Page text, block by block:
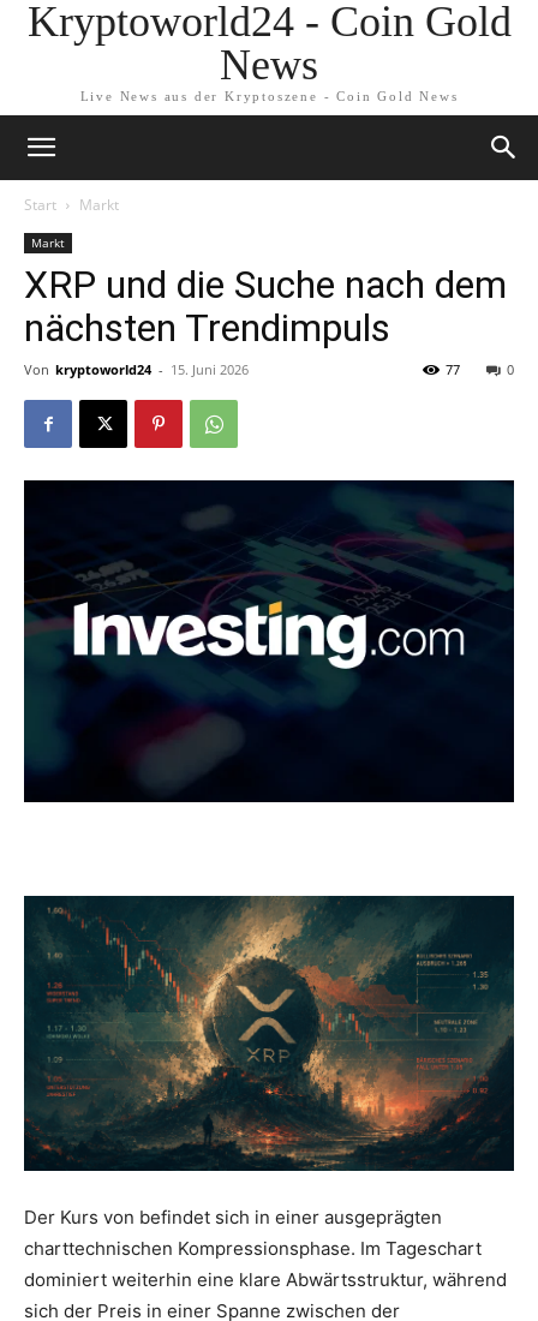
Kryptoworld24 - Coin Gold
News
Live News aus der Kryptoszene - Coin Gold News
Start Markt
Markt
XRP und die Suche nach dem
nächsten Trendimpuls
Von kryptoworld24 - 15. Juni 2026 0
77
Der Kurs von befindet sich in einer ausgeprägten
charttechnischen Kompressionsphase. Im Tageschart
dominiert weiterhin eine klare Abwärtsstruktur, während
sich der Preis in einer Spanne zwischen der